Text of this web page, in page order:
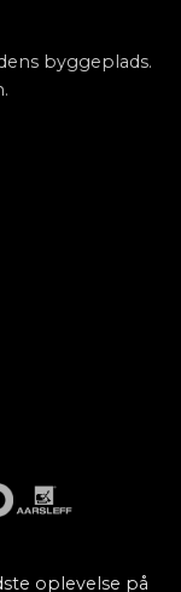
byggeplads.
oplevelse på